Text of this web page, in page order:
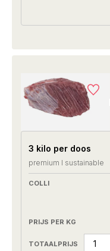
3 kilo per doos
premium I sustainable